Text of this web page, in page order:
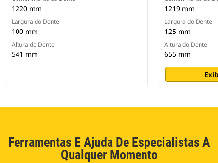
1220 mm
Largura do Dente
100 mm
Altura do Dente
541 mm
1219 mm
Largura do Dente
125 mm
Altura do Dente
655 mm
Ferramentas E Ajuda De Especialistas A
Qualquer Momento